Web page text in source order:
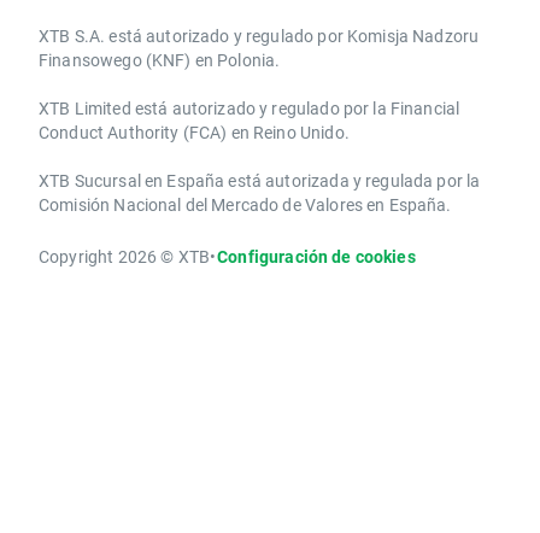
XTB S.A.​ está autorizado y regulado por Komisja Nadzoru
Finansowego (KNF) ​en Polonia.
XTB Limited ​está autorizado y regulado por la ​Financial
Conduct Authority ​(FCA) en ​​Reino Unido.
XTB Sucursal en España está autorizada y regulada por la
Comisión Nacional del Mercado de Valores en España.
Copyright 2026 © XTB•Configuración de cookies